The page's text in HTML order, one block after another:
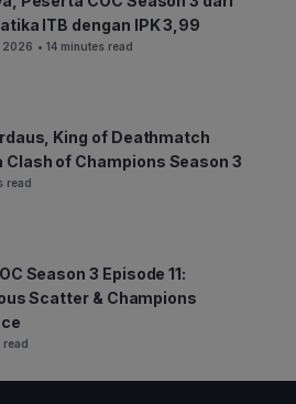
ITB dengan IPK 3,99
2026 • 14 minutes read
King of Deathmatch
Clash of Champions Season 3
read
Season 3 Episode 11:
Scatter & Champions
read